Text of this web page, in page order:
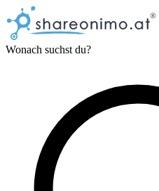
Wonach suchst du?